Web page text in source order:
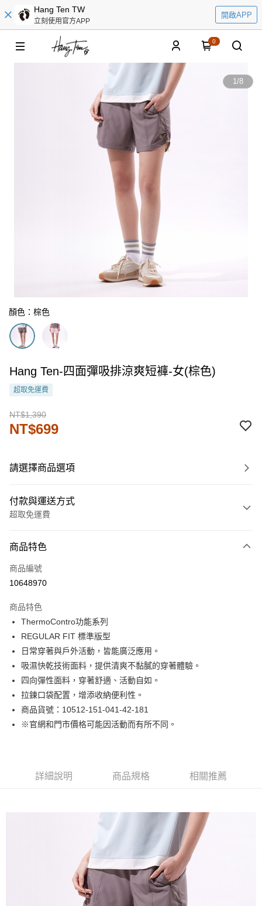
Hang Ten TW
立刻使用官方APP
開啟APP
0
1/8
顏色：棕色
Hang Ten-四面彈吸排涼爽短褲-女(棕色)
超取免運費
NT$1,390
NT$699
請選擇商品選項
付款與運送方式
超取免運費
信用卡一次付款
LINE Pay
街口支付
悠遊付
Google Pay
貨到付款
運送方式
付款後7-11取貨
每筆NT$130，滿NT$1,000(含以上)免運費
商品特色
商品編號
10648970
商品特色
ThermoContro功能系列
REGULAR FIT 標準版型
日常穿著與戶外活動，皆能廣泛應用。
吸濕快乾技術面料，提供清爽不黏膩的穿著體驗。
四向彈性面料，穿著舒適、活動自如。
拉鍊口袋配置，增添收納便利性。
商品貨號：10512-151-041-42-181
※官網和門市價格可能因活動而有所不同。
詳細說明 商品規格 相關推薦